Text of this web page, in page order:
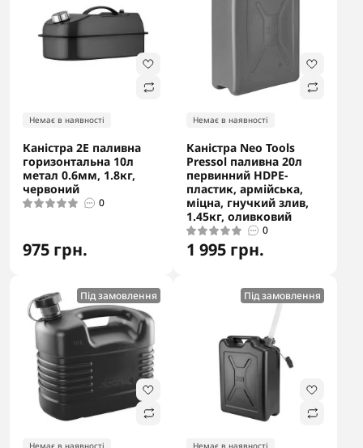
Немає в наявності
Каністра 2E паливна
горизонтальна 10л
метал 0.6мм, 1.8кг,
червоний
0
975 грн.
Немає в наявності
Каністра Neo Tools
Pressol паливна 20л
первинний HDPE-
пластик, армійська,
міцна, гнучкий злив,
1.45кг, оливковий
0
1 995 грн.
Під замовлення
Немає в наявності
Під замовлення
Немає в наявності